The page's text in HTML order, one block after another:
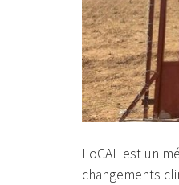
LoCAL est un
changements